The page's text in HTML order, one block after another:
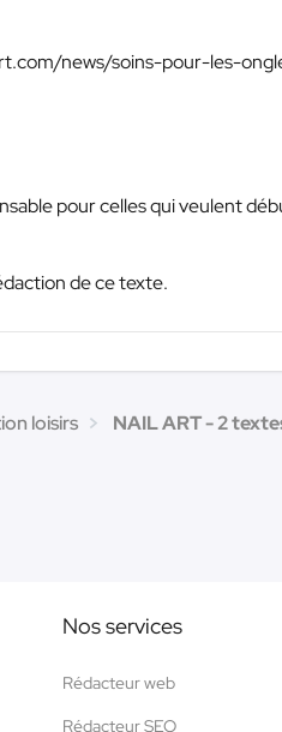
news/soins-pour-les-
pour celles qui veulent
de ce texte.
loisirs NAIL ART - 2
Nos services
Rédacteur web
Rédacteur SEO